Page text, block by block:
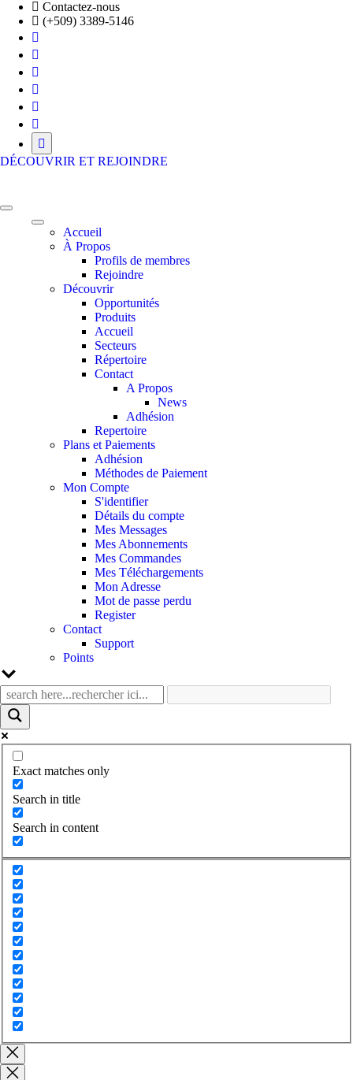
Skip
content
Contactez-nous
(+509) 3389-5146
DÉCOUVRIR ET REJOINDRE
Accueil
À Propos
Profils de membres
Rejoindre
Découvrir
Opportunités
Produits
Accueil
Secteurs
Répertoire
Contact
A Propos
News
Adhésion
Repertoire
Plans et Paiements
Adhésion
Méthodes de Paiement
Mon Compte
S'identifier
Détails du compte
Mes Messages
Mes Abonnements
Mes Commandes
Mes Téléchargements
Mon Adresse
Mot de passe perdu
Register
Contact
Support
Points
Exact matches only
Search in title
Search in content
Close
search